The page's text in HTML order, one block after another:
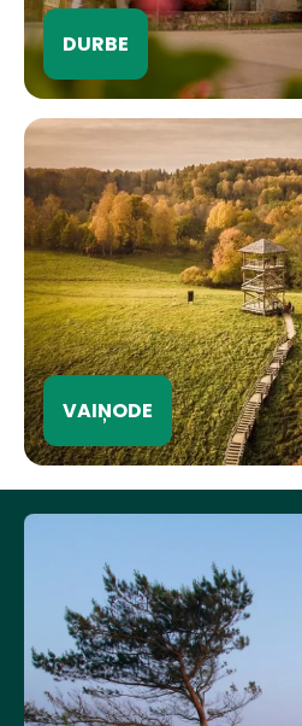
DURBE
VAIŅODE